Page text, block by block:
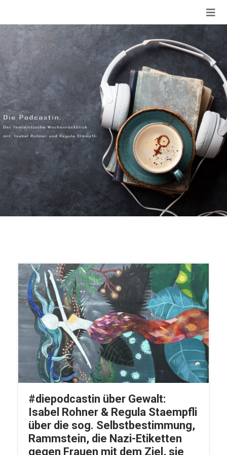
#diepodcastin über Gewalt:
Isabel Rohner & Regula Staempfli
über die sog. Selbstbestimmung,
Rammstein, die Nazi-Etiketten
gegen Frauen mit dem Ziel, sie